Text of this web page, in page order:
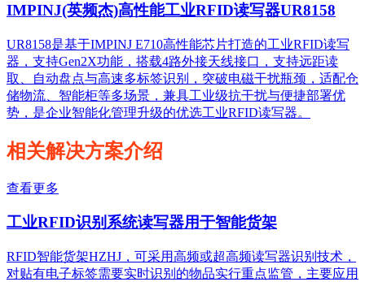
IMPINJ(英频杰)高性能工业RFID读写器UR8158
UR8158是基于IMPINJ E710高性能芯片打造的工业RFID读写
器，支持Gen2X功能，搭载4路外接天线接口，支持远距读
取、自动盘点与高速多标签识别，突破电磁干扰瓶颈，适配仓
储物流、智能柜等多场景，兼具工业级抗干扰与便捷部署优
势，是企业智能化管理升级的优选工业RFID读写器。
相关解决方案介绍
查看更多
工业RFID识别系统读写器用于智能货架
RFID智能货架HZHJ，可采用高频或超高频读写器识别技术，
对贴有电子标签需要实时识别的物品实行重点监管，主要应用